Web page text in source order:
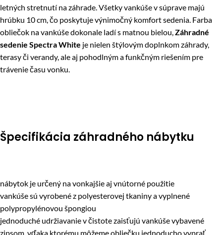
letných stretnutí na záhrade. Všetky vankúše v súprave majú
hrúbku 10 cm, čo poskytuje výnimočný komfort sedenia. Farba
obliečok na vankúše dokonale ladí s matnou bielou,Záhradné
sedenie Spectra White je nielen štýlovým doplnkom záhrady,
terasy či verandy, ale aj pohodlným a funkčným riešením pre
trávenie času vonku.
Špecifikácia záhradného nábytku
nábytok je určený na vonkajšie aj vnútorné použitie
vankúše sú vyrobené z polyesterovej tkaniny a vyplnené
polypropylénovou špongiou
jednoduché udržiavanie v čistote zaisťujú vankúše vybavené
zipsom, vďaka ktorému môžeme obliečku jednoducho vyprať